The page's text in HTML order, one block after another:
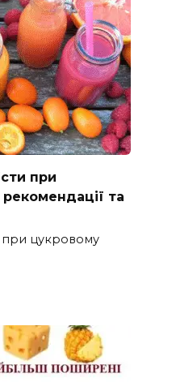
при
та
при цукровому